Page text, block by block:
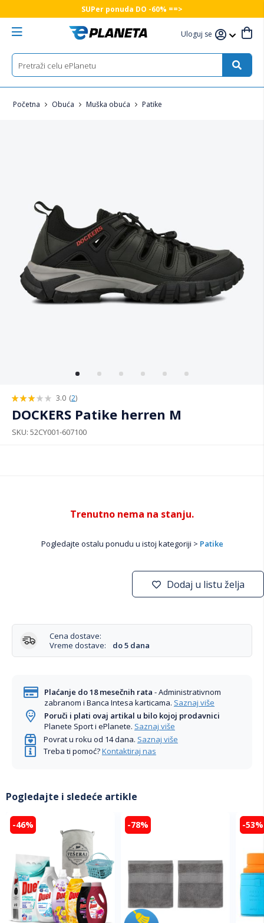
SUPer ponuda DO -60% ==>
Uloguj se
Početna Obuća Muška obuća Patike
3.0 (2)
DOCKERS Patike herren M
SKU 52CY001-607100
Trenutno nema na stanju.
Pogledajte ostalu ponudu u istoj kategoriji > Patike
Dodaj u listu želja
Cena dostave:
Vreme dostave:
do 5 dana
Plaćanje do 18 mesečnih rata - Administrativnom
zabranom i Banca Intesa karticama. Saznaj više
Poruči i plati ovaj artikal u bilo kojoj prodavnici
Planete Sport i ePlanete. Saznaj više
Povrat u roku od 14 dana. Saznaj više
Treba ti pomoć?Kontaktiraj nas
Pogledajte i sledeće artikle
-46% -78% -53%